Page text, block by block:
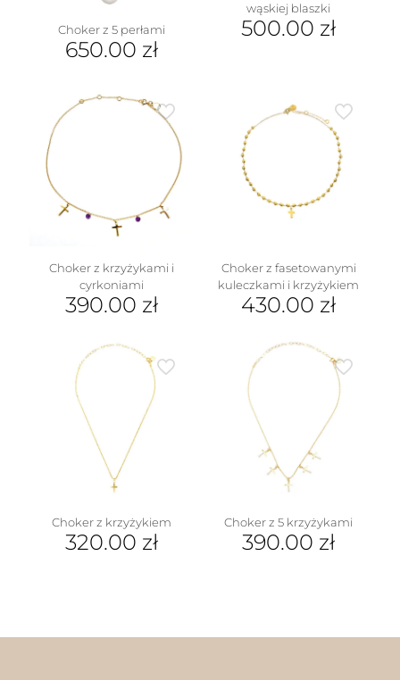
Choker z 5 perłami
650.00 zł
ma
stronie
produktu
wąskiej blaszki
500.00 zł
Choker z krzyżykami i
cyrkoniami
390.00 zł
Choker z fasetowanymi
kuleczkami i krzyżykiem
430.00 zł
Choker z krzyżykiem
320.00 zł
Choker z 5 krzyżykami
390.00 zł